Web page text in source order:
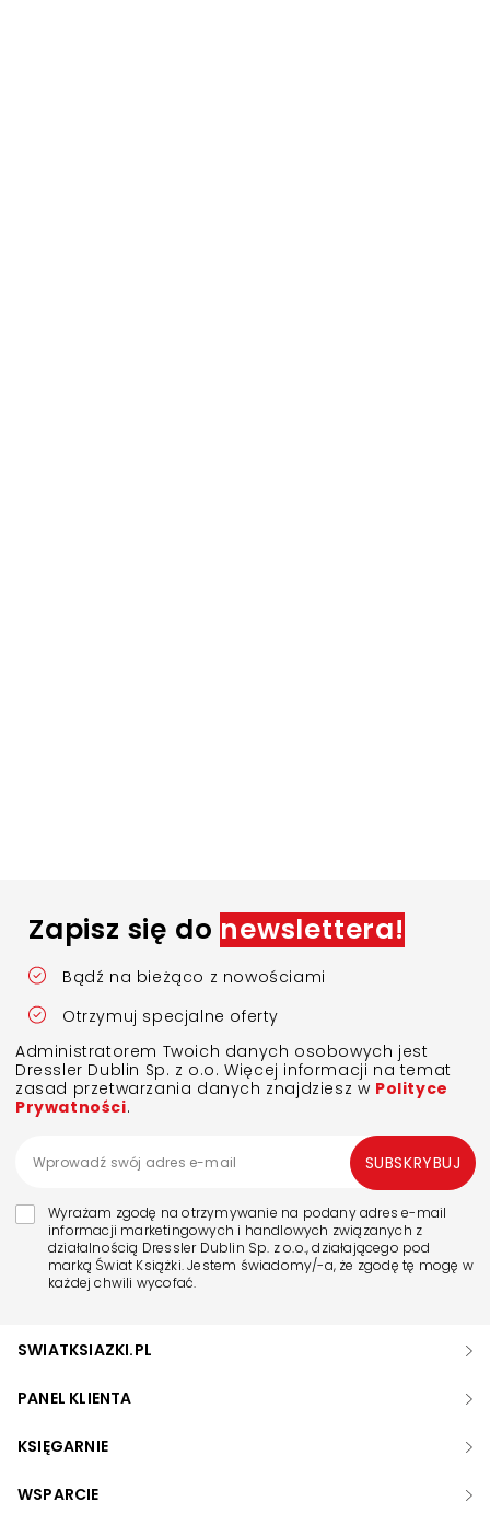
Zapisz się do newslettera!
Bądź na bieżąco z nowościami
Otrzymuj specjalne oferty
Administratorem Twoich danych osobowych jest
Dressler Dublin Sp. z o.o. Więcej informacji na temat
zasad przetwarzania danych znajdziesz w Polityce
Prywatności.
Wyrażam zgodę na otrzymywanie na podany adres e-mail
informacji marketingowych i handlowych związanych z
działalnością Dressler Dublin Sp. z o.o., działającego pod
marką Świat Książki. Jestem świadomy/-a, że zgodę tę mogę w
każdej chwili wycofać.
SUBSKRYBUJ
SWIATKSIAZKI.PL
PANEL KLIENTA
KSIĘGARNIE
WSPARCIE